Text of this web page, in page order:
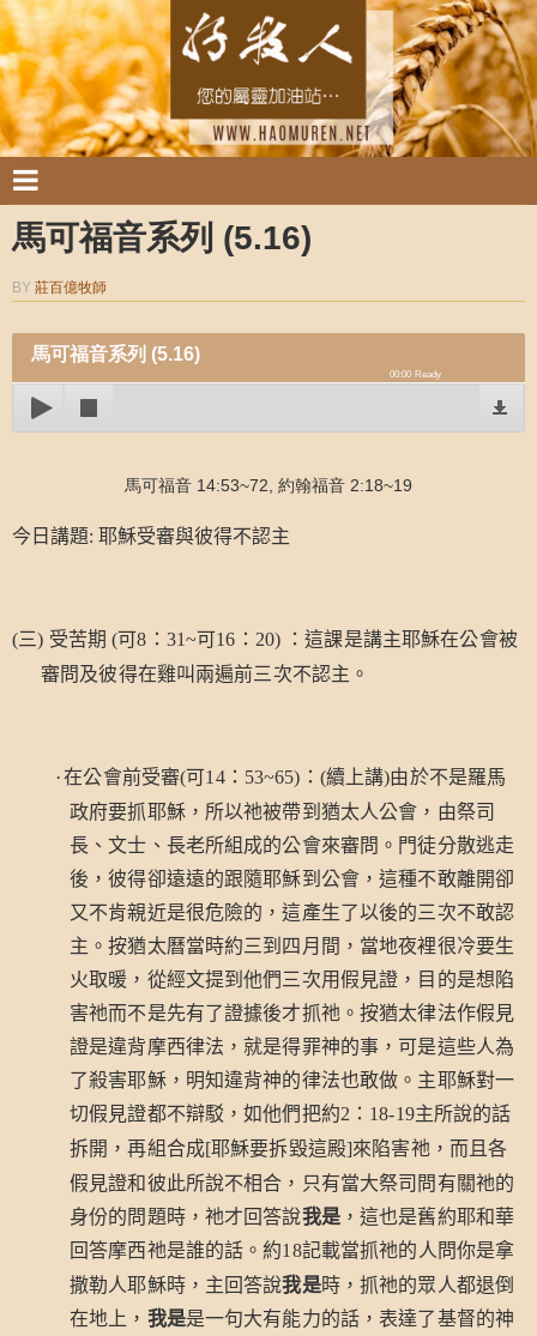
馬可福音系列 (5.16)
BY 莊百億牧師
馬可福音系列 (5.16)
00:00 Ready
馬可福音 14:53~72, 約翰福音 2:18~19
今日講題: 耶穌受審與彼得不認主
(三) 受苦期 (可8 ： 31~可16 ： 20)
：這課是講主耶穌在公會被
審問及彼得在雞叫兩遍前三次不認主。
·在公會前受審(可14： 53~65) ： (續上講)由於不是羅馬
政府要抓耶穌，所以祂被帶到猶太人公會，由祭司
長、文士、長老所組成的公會來審問。門徒分散逃走
後，彼得卻遠遠的跟隨耶穌到公會，這種不敢離開卻
又不肯親近是很危險的，這產生了以後的三次不敢認
主。按猶太曆當時約三到四月間，當地夜裡很冷要生
火取暖，從經文提到他們三次用假見證，目的是想陷
害祂而不是先有了證據後才抓祂。按猶太律法作假見
證是違背摩西律法，就是得罪神的事，可是這些人為
了殺害耶穌，明知違背神的律法也敢做。主耶穌對一
切假見證都不辯駁，如他們把約2 ： 18-19主所說的話
拆開，再組合成[耶穌要拆毀這殿]來陷害祂，而且各
假見證和彼此所說不相合，只有當大祭司問有關祂的
身份的問題時，祂才回答說我是，這也是舊約耶和華
回答摩西祂是誰的話。約18記載當抓祂的人問你是拿
撒勒人耶穌時，主回答說我是時，抓祂的眾人都退倒
在地上， 我是是一句大有能力的話，表達了基督的神